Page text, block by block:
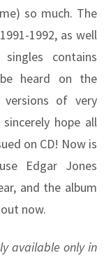
so much. The
1992, as well
contains
heard on the
versions of very
hope all
on CD! Now is
Edgar Jones
and the album
now.
available only in